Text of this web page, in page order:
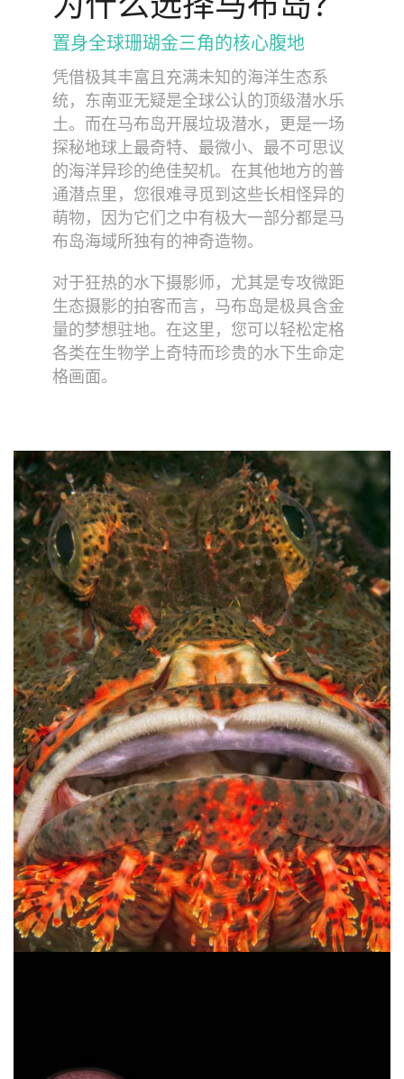
置身全球珊瑚金三角的核心腹地
凭借极其丰富且充满未知的海洋生态系
统，东南亚无疑是全球公认的顶级潜水乐
土。而在马布岛开展垃圾潜水，更是一场
探秘地球上最奇特、最微小、最不可思议
的海洋异珍的绝佳契机。在其他地方的普
通潜点里，您很难寻觅到这些长相怪异的
萌物，因为它们之中有极大一部分都是马
布岛海域所独有的神奇造物。
对于狂热的水下摄影师，尤其是专攻微距
生态摄影的拍客而言，马布岛是极具含金
量的梦想驻地。在这里，您可以轻松定格
各类在生物学上奇特而珍贵的水下生命定
格画面。